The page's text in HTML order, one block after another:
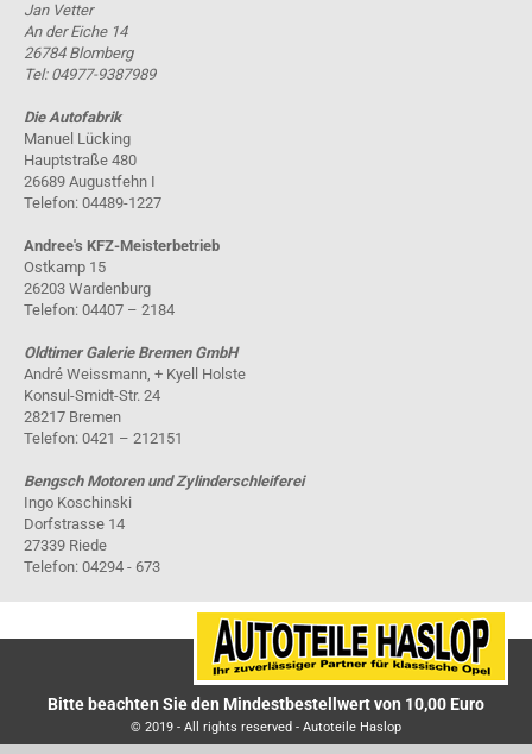
Jan Vetter
An der Eiche 14
26784 Blomberg
Tel: 04977-9387989
Die Autofabrik
Manuel Lücking
Hauptstraße 480
26689 Augustfehn I
Telefon: 04489-1227
Andree's KFZ-Meisterbetrieb
Ostkamp 15
26203 Wardenburg
Telefon: 04407 – 2184
Oldtimer Galerie Bremen GmbH
André Weissmann, + Kyell Holste
Konsul-Smidt-Str. 24
28217 Bremen
Telefon: 0421 – 212151
Bengsch Motoren und Zylinderschleiferei
Ingo Koschinski
Dorfstrasse 14
27339 Riede
Telefon: 04294 - 673
Bitte beachten Sie den Mindestbestellwert von 10,00 Euro
© 2019 - All rights reserved - Autoteile Haslop